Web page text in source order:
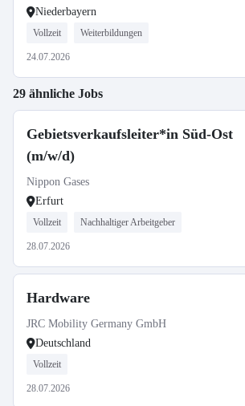
Niederbayern
Vollzeit Weiterbildungen
24.07.2026
29 ähnliche Jobs
Gebietsverkaufsleiter*in Süd-Ost
(m/w/d)
Nippon Gases
Erfurt
Vollzeit Nachhaltiger Arbeitgeber
28.07.2026
Hardware
JRC Mobility Germany GmbH
Deutschland
Vollzeit
28.07.2026